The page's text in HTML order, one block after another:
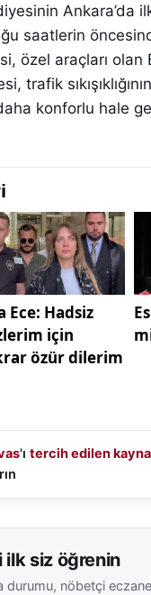
Ankara’da
saatlerin
özel araçları olan
trafik
konforlu hale
'ı tercih edilen
ilk siz öğrenin
durumu, nöbetçi